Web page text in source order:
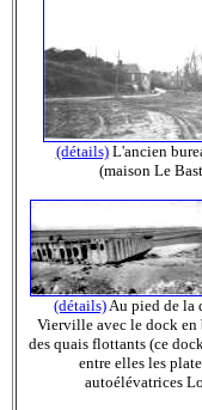
(détails)L'ancien
(maison Le
(détails)Au pied de la
Vierville avec le dock en
des quais flottants (ce
entre elles les
autoélévatrices